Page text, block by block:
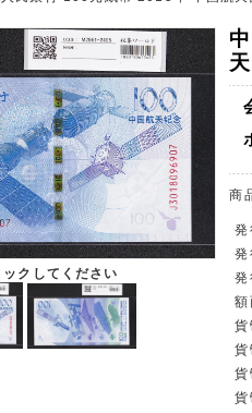
クしてください
商
発
発
発
額
貨
貨